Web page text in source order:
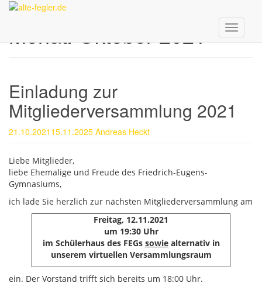
Skip
content
Toggle
Monat:Oktober 2021
Einladung zur
Mitgliederversammlung 2021
21.10.2021 15.11.2025 Andreas Heckt
Liebe Mitglieder,
liebe Ehemalige und Freude des Friedrich-Eugens-
Gymnasiums,
ich lade Sie herzlich zur nächsten Mitgliederversammlung am
Freitag, 12.11.2021
um 19:30 Uhr
im Schülerhaus des FEGs sowiealternativ in
unserem virtuellen Versammlungsraum
ein. Der Vorstand trifft sich bereits um 18:00 Uhr.